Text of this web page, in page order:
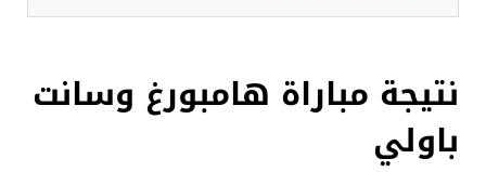
نتيجة مباراة هامبورغ وسانت
باولي